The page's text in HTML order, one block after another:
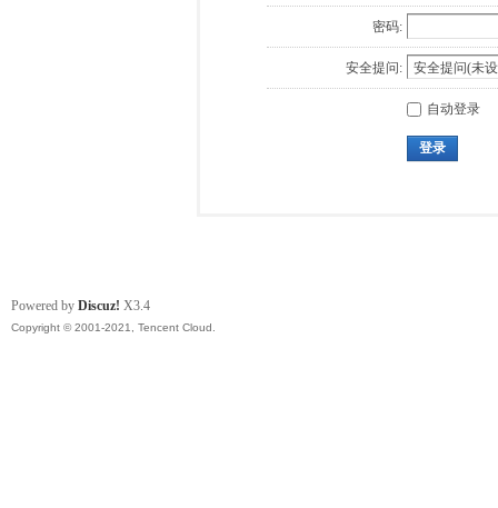
密码:
安全提问:
自动登录
登录
Powered by Discuz! X3.4
Copyright © 2001-2021, Tencent Cloud.